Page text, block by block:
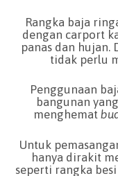
Rangka baja
dengan carport
panas dan hujan.
tidak perlu
Penggunaan
bangunan
menghemat
Untuk
hanya dirakit
seperti rangka